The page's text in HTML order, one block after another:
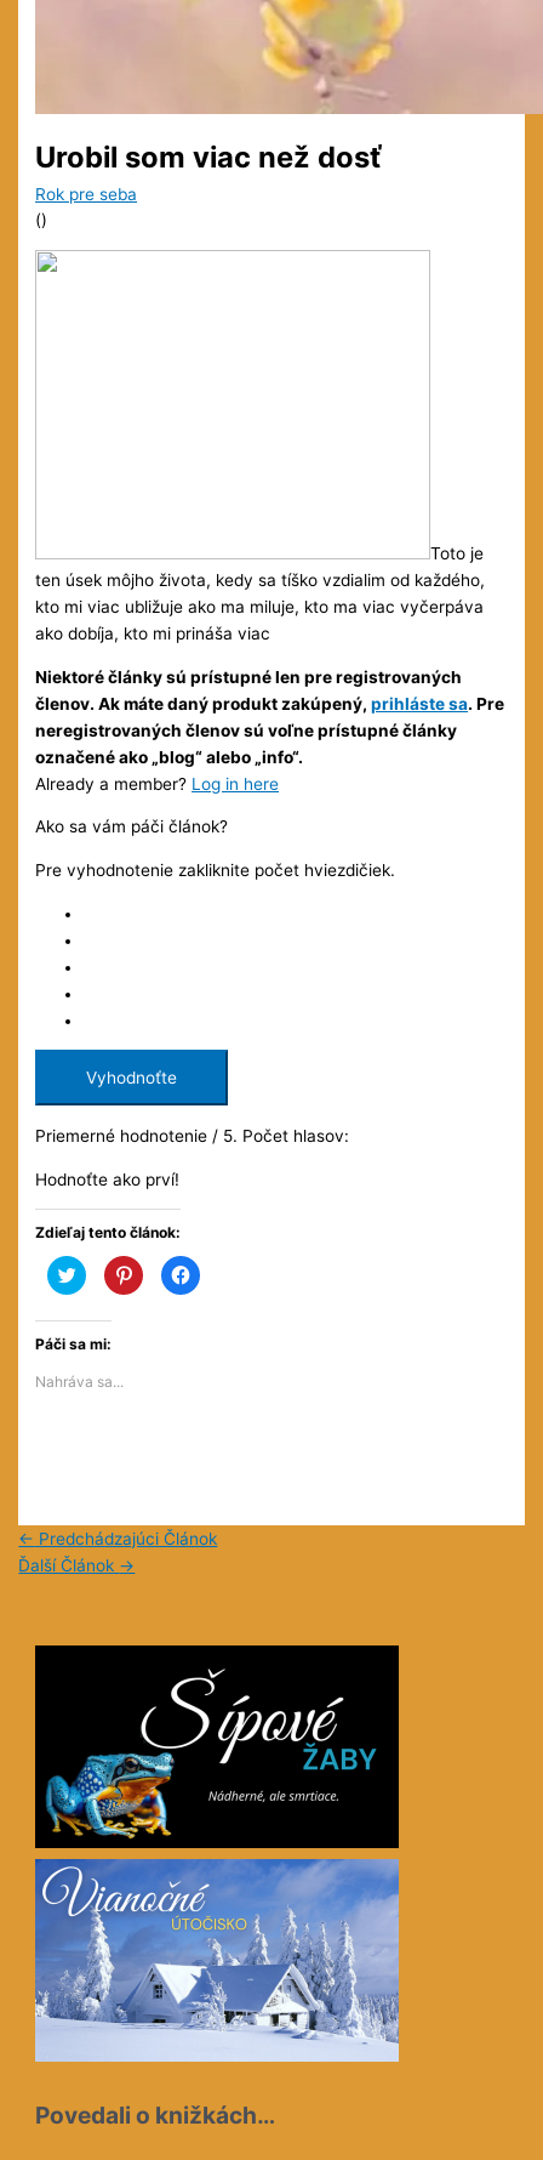
Urobil som viac než dosť
Rok pre seba
()
Toto je
ten úsek môjho života, kedy sa tíško vzdialim od každého,
kto mi viac ubližuje ako ma miluje, kto ma viac vyčerpáva
ako dobíja, kto mi prináša viac
Niektoré články sú prístupné len pre registrovaných
členov. Ak máte daný produkt zakúpený,prihláste sa. Pre
neregistrovaných členov sú voľne prístupné články
označené ako „blog“ alebo „info“.
Already a member? Log in here
Ako sa vám páči článok?
Pre vyhodnotenie zakliknite počet hviezdičiek.
Vyhodnoťte
Priemerné hodnotenie / 5. Počet hlasov:
Hodnoťte ako prví!
Zdieľaj tento článok:
Kliknite
pre
zdieľanie
Twitter(Otvorí
novom
Kliknite
pre
zdieľanie
Kliknite
pre
Páči sa mi:
Nahráva sa...
← Predchádzajúci Článok
Ďalší Článok →
Povedali o knižkách…